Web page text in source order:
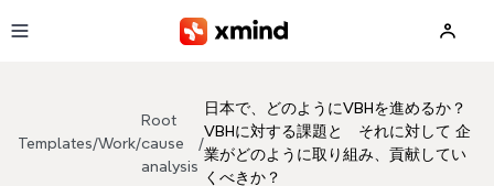
Templates/Work/
Root
cause
analysis
/
日本で、どのようにVBHを進めるか？
VBHに対する課題と それに対して 企
業がどのように取り組み、貢献してい
くべきか？